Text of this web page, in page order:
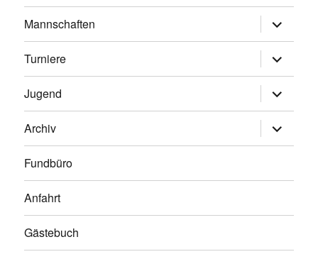
Mannschaften
anzeigen
Turniere
anzeigen
Jugend
anzeigen
Archiv
anzeigen
Fundbüro
Anfahrt
Gästebuch